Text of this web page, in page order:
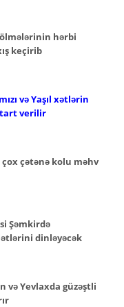
hərbi
keçirib
və Yaşıl xətlərin
verilir
çox çətənə kolu məhv
Şəmkirdə
dinləyəcək
və Yevlaxda güzəştli